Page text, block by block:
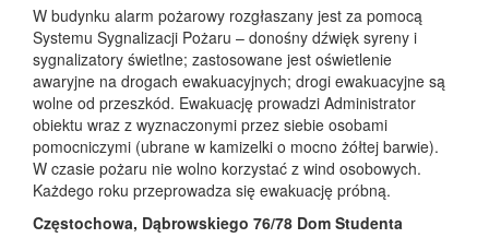
W budynku alarm pożarowy rozgłaszany jest za pomocą
Systemu Sygnalizacji Pożaru – donośny dźwięk syreny i
sygnalizatory świetlne; zastosowane jest oświetlenie
awaryjne na drogach ewakuacyjnych; drogi ewakuacyjne są
wolne od przeszkód. Ewakuację prowadzi Administrator
obiektu wraz z wyznaczonymi przez siebie osobami
pomocniczymi (ubrane w kamizelki o mocno żółtej barwie).
W czasie pożaru nie wolno korzystać z wind osobowych.
Każdego roku przeprowadza się ewakuację próbną.
Częstochowa, Dąbrowskiego 76/78 Dom Studenta